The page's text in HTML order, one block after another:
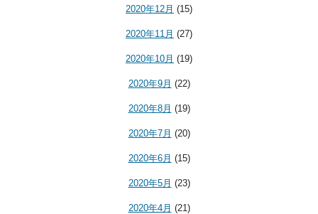
2020年12月 (15)
2020年11月 (27)
2020年10月 (19)
2020年9月 (22)
2020年8月 (19)
2020年7月 (20)
2020年6月 (15)
2020年5月 (23)
2020年4月 (21)